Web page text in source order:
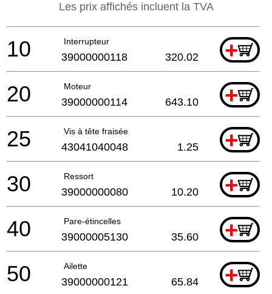
Les prix affichés incluent la TVA
Interrupteur +
10 39000000118 320.02
Moteur +
20 39000000114 643.10
Vis à tête fraisée +
25 43041040048 1.25
Ressort +
30 39000000080 10.20
Pare-étincelles +
40 39000005130 35.60
Ailette +
50 39000000121 65.84